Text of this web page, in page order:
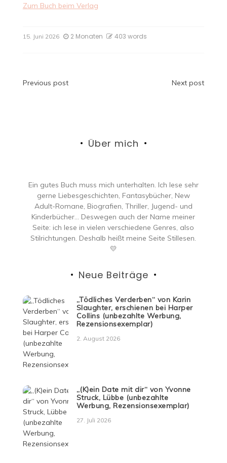
Zum Buch beim Verlag
15. Juni 2026 2 Monaten 403 words
Beitragsnavigation
Previous post Next post
Über mich
Ein gutes Buch muss mich unterhalten. Ich lese sehr
gerne Liebesgeschichten, Fantasybücher, New
Adult-Romane, Biografien, Thriller, Jugend- und
Kinderbücher… Deswegen auch der Name meiner
Seite: ich lese in vielen verschiedene Genres, also
Stilrichtungen. Deshalb heißt meine Seite Stillesen.
💛
Neue Beiträge
„Tödliches Verderben“ von Karin
Slaughter, erschienen bei Harper
Collins (unbezahlte Werbung,
Rezensionsexemplar)
2. August 2026
„(K)ein Date mit dir“ von Yvonne
Struck, Lübbe (unbezahlte
Werbung, Rezensionsexemplar)
27. Juli 2026